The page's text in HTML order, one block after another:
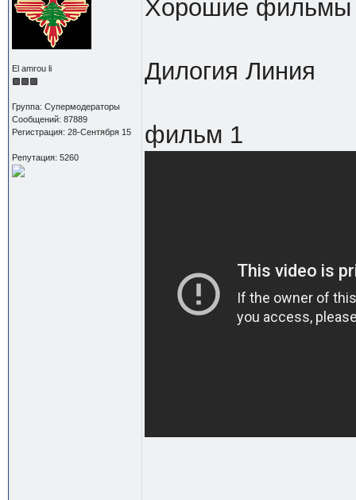
El amrou li
Группа: Супермодераторы
Сообщений: 87889
Регистрация: 28-Сентября 15
Репутация: 5260
Хорошие фильмы
Дилогия Линия
фильм 1